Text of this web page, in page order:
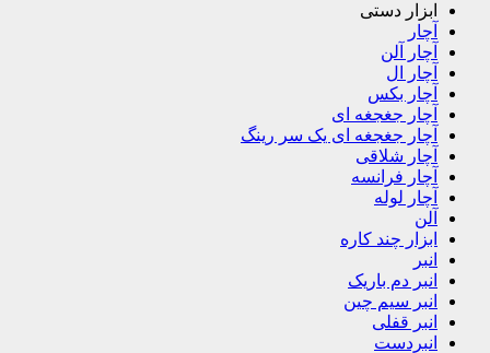
ابزار دستی
آچار
آچار آلن
آچار ال
آچار بکس
آچار جغجغه ای
آچار جغجغه ای یک سر رینگ
آچار شلاقی
آچار فرانسه
آچار لوله
آلن
ابزار چند کاره
انبر
انبر دم باریک
انبر سیم چین
انبر قفلی
انبردست